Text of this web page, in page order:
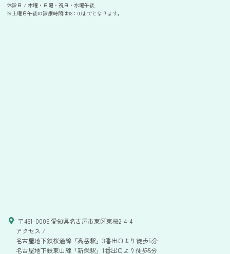
休診日 / 木曜・日曜・祝日・水曜午後
※土曜日午後の診療時間は18：00までとなります。
〒461-0005 愛知県名古屋市東区東桜2-4-4
アクセス /
名古屋地下鉄桜通線「高岳駅」3番出口より徒歩5分
名古屋地下鉄東山線「新栄駅」1番出口より徒歩5分